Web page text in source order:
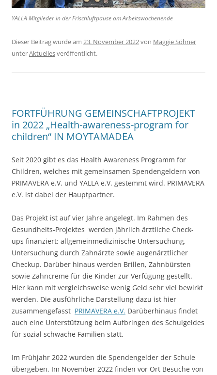
YALLA Mitglieder in der Frischluftpause am Arbeitswochenende
Dieser Beitrag wurde am 23. November 2022von Maggie Söhner
unterAktuellesveröffentlicht.
FORTFÜHRUNG GEMEINSCHAFTPROJEKT
in 2022 „Health-awareness-program for
children“ IN MOYTAMADEA
Seit 2020 gibt es das Health Awareness Programm for
Children, welches mit gemeinsamen Spendengeldern von
PRIMAVERA e.V. und YALLA e.V. gestemmt wird. PRIMAVERA
e.V. ist dabei der Hauptpartner.
Das Projekt ist auf vier Jahre angelegt. Im Rahmen des
Gesundheits-Projektes werden jährlich ärztliche Check-
ups finanziert: allgemeinmedizinische Untersuchung,
Untersuchung durch Zahnärzte sowie augenärztlicher
Checkup. Darüber hinaus werden Brillen, Zahnbürsten
sowie Zahncreme für die Kinder zur Verfügung gestellt.
Hier kann mit vergleichsweise wenig Geld sehr viel bewirkt
werden. Die ausführliche Darstellung dazu ist hier
zusammengefasst PRIMAVERA e.V. Darüberhinaus findet
auch eine Unterstützung beim Aufbringen des Schulgeldes
für sozial schwache Familien statt.
Im Frühjahr 2022 wurden die Spendengelder der Schule
übergeben. Im November 2022 finden vor Ort Besuche von